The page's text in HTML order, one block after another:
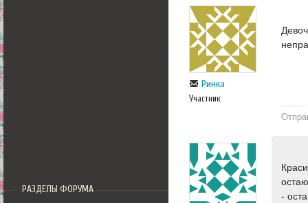
РАЗДЕЛЫ ФОРУМА
Ринка
Участник
-